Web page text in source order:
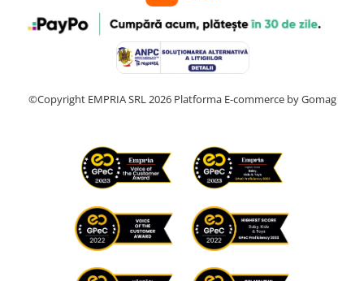
©Copyright EMPRIA SRL 2026 Platforma E-commerce by Gomag